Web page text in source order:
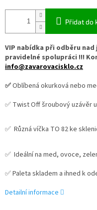
Přidat do
VIP nabídka při odběru
pravidelné spolupráci !!!
info@zavarovacisklo.cz
✅Oblíbená okurková nebo
✅ Twist Off šroubový uzávěr
✅ Různá víčka TO 82 ke
✅ Ideální na med, ovoce,
✅ Paleta skladem a ihned k
Detailní informace